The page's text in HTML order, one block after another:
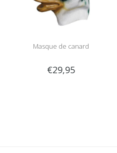
Masque de canard
€29,95